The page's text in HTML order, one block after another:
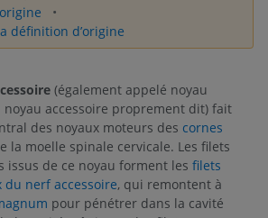
définition d’origine
(également appelé noyau
noyau accessoire proprement dit) fait
des noyaux moteurs des cornes
la moelle spinale cervicale. Les filets
issus de ce noyau forment les filets
nerf accessoire, qui remontent à
pour pénétrer dans la cavité